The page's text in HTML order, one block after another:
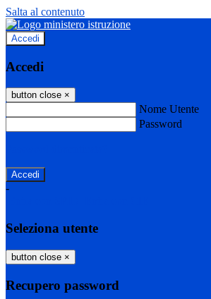
Salta al contenuto
Accedi
Accedi
button close ×
Nome Utente
Password
-
Seleziona utente
button close ×
Recupero password